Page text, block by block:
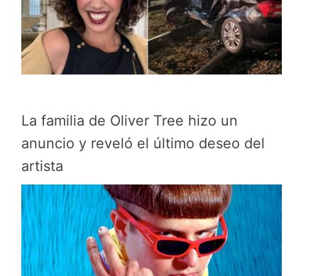
La familia de Oliver Tree hizo un
anuncio y reveló el último deseo del
artista